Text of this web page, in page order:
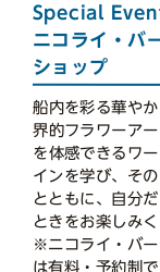
Special
ニコライ・バ
ショップ
船内を彩る華や
界的フラワーア
を体感できるワ
インを学び、そ
とともに、自分
ときをお楽しみく
※ニコライ・バ
は有料・予約制で